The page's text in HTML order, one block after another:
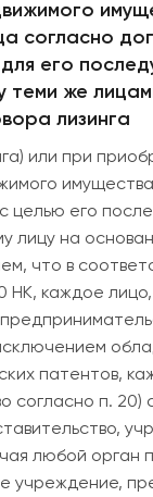
согласно
его
теми же
лизинга
или при
целью его
лицу на
что в
НК, каждое лицо,
патентов,
согласно п. 20)
любой орган
учреждение,